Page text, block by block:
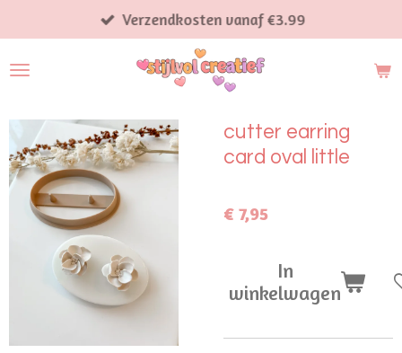
direct
naar
Verzendkosten vanaf €3.99
cutter earring
card oval little
€ 7,95
In
winkelwagen